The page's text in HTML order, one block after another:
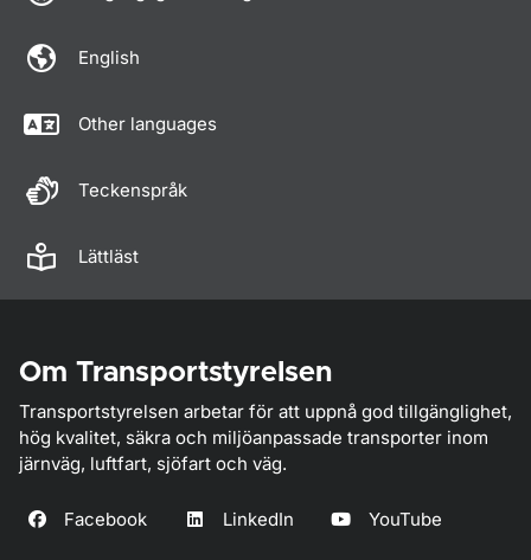
English
Other languages
Teckenspråk
Lättläst
Om Transportstyrelsen
Transportstyrelsen arbetar för att uppnå god tillgänglighet,
hög kvalitet, säkra och miljöanpassade transporter inom
järnväg, luftfart, sjöfart och väg.
Facebook LinkedIn YouTube